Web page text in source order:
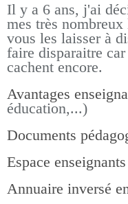
Il y a 6 ans, j'ai
mes très
vous les laisser à
faire disparaitre
cachent encore.
Avantages
éducation,...)
Documents
Espace
Annuaire inversé